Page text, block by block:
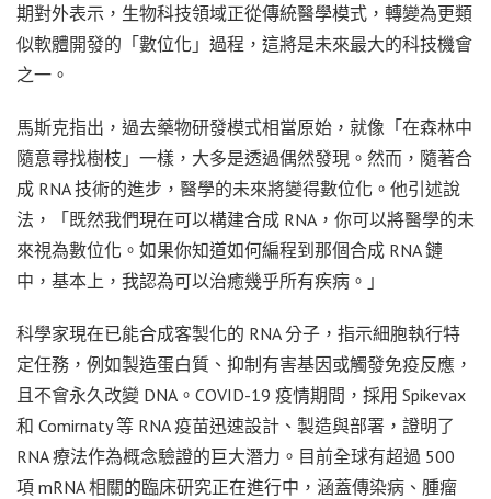
期對外表示，生物科技領域正從傳統醫學模式，轉變為更類
似軟體開發的「數位化」過程，這將是未來最大的科技機會
之一。
馬斯克指出，過去藥物研發模式相當原始，就像「在森林中
隨意尋找樹枝」一樣，大多是透過偶然發現。然而，隨著合
成 RNA 技術的進步，醫學的未來將變得數位化。他引述說
法，「既然我們現在可以構建合成 RNA，你可以將醫學的未
來視為數位化。如果你知道如何編程到那個合成 RNA 鏈
中，基本上，我認為可以治癒幾乎所有疾病。」
科學家現在已能合成客製化的 RNA 分子，指示細胞執行特
定任務，例如製造蛋白質、抑制有害基因或觸發免疫反應，
且不會永久改變 DNA。COVID-19 疫情期間，採用 Spikevax
和 Comirnaty 等 RNA 疫苗迅速設計、製造與部署，證明了
RNA 療法作為概念驗證的巨大潛力。目前全球有超過 500
項 mRNA 相關的臨床研究正在進行中，涵蓋傳染病、腫瘤